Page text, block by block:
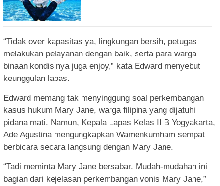
“Tidak over kapasitas ya, lingkungan bersih, petugas
melakukan pelayanan dengan baik, serta para warga
binaan kondisinya juga enjoy,” kata Edward menyebut
keunggulan lapas.
Edward memang tak menyinggung soal perkembangan
kasus hukum Mary Jane, warga filipina yang dijatuhi
pidana mati. Namun, Kepala Lapas Kelas II B Yogyakarta,
Ade Agustina mengungkapkan Wamenkumham sempat
berbicara secara langsung dengan Mary Jane.
“Tadi meminta Mary Jane bersabar. Mudah-mudahan ini
bagian dari kejelasan perkembangan vonis Mary Jane,”